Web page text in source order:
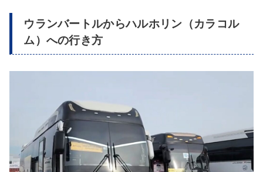
ウランバートルからハルホリン（カラコル
ム）への行き方